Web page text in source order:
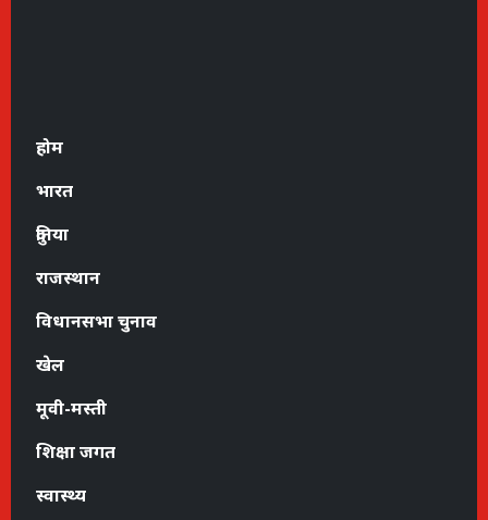
होम
भारत
दुनिया
राजस्थान
विधानसभा चुनाव
खेल
मूवी-मस्ती
शिक्षा जगत
स्वास्थ्य